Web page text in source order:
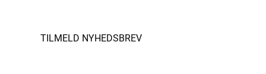
TILMELD NYHEDSBREV